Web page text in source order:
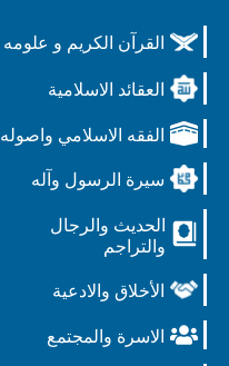
القرآن الكريم و علومه
العقائد الاسلامية
الفقه الاسلامي واصوله
سيرة الرسول وآله
الحديث والرجال
والتراجم
الأخلاق والادعية
الاسرة والمجتمع